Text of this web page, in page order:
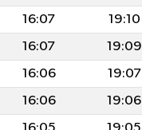
16:07
19:10
16:07
19:09
16:06
19:07
16:06
19:06